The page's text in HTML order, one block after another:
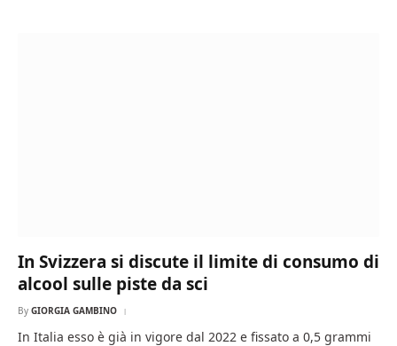
In Svizzera si discute il limite di consumo di
alcool sulle piste da sci
By GIORGIA GAMBINO
In Italia esso è già in vigore dal 2022 e fissato a 0,5 grammi